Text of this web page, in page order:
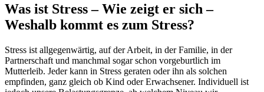
Was ist Stress – Wie zeigt er sich –
Weshalb kommt es zum Stress?
Stress ist allgegenwärtig, auf der Arbeit, in der Familie, in der
Partnerschaft und manchmal sogar schon vorgeburtlich im
Mutterleib. Jeder kann in Stress geraten oder ihn als solchen
empfinden, ganz gleich ob Kind oder Erwachsener. Individuell ist